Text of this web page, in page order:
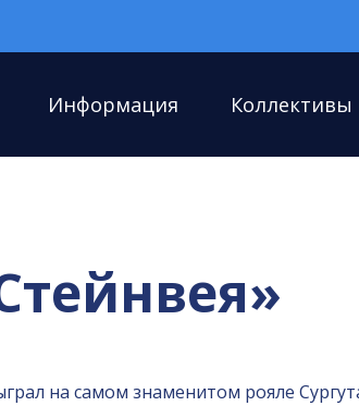
Информация Коллективы
на самом знаменитом рояле